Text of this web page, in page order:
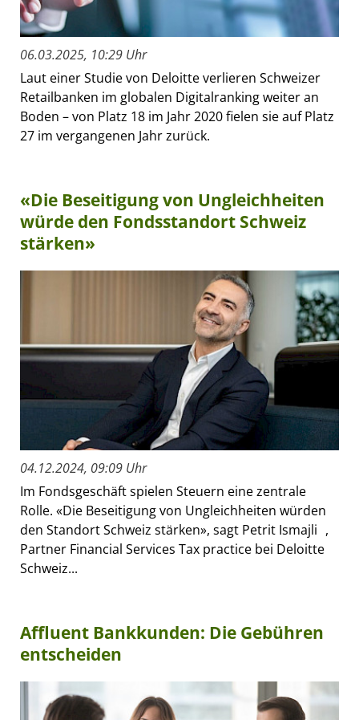
06.03.2025, 10:29 Uhr
Laut einer Studie von Deloitte verlieren Schweizer
Retailbanken im globalen Digitalranking weiter an
Boden – von Platz 18 im Jahr 2020 fielen sie auf Platz
27 im vergangenen Jahr zurück.
«Die Beseitigung von Ungleichheiten
würde den Fondsstandort Schweiz
stärken»
04.12.2024, 09:09 Uhr
Im Fondsgeschäft spielen Steuern eine zentrale
Rolle. «Die Beseitigung von Ungleichheiten würden
den Standort Schweiz stärken», sagt Petrit Ismajli ,
Partner Financial Services Tax practice bei Deloitte
Schweiz...
Affluent Bankkunden: Die Gebühren
entscheiden